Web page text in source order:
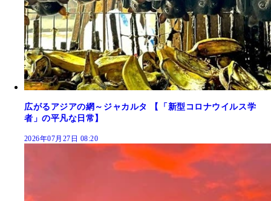
広がるアジアの網～ジャカルタ 【「新型コロナウイルス学
者」の平凡な日常】
2026年07月27日 08:20